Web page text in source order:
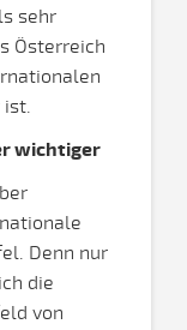
sehr
Österreich
ist.
wichtiger
Denn nur
die
von